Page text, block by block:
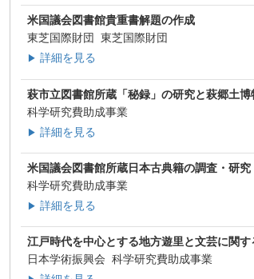
米国議会図書館貴重書解題の作成
東芝国際財団 東芝国際財団
▶ 詳細を見る
萩市立図書館所蔵「秘録」の研究と萩郷土
科学研究費助成事業
▶ 詳細を見る
米国議会図書館所蔵日本古典籍の調査・研究
科学研究費助成事業
▶ 詳細を見る
江戸時代を中心とする地方遊里と文芸に関す
日本学術振興会 科学研究費助成事業